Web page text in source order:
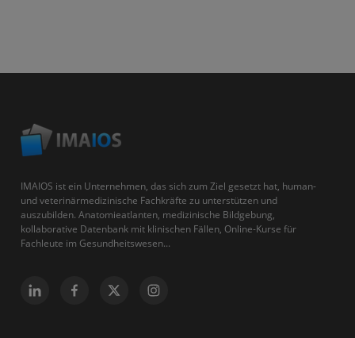
IMAIOS ist ein Unternehmen, das sich zum Ziel gesetzt hat, human-
und veterinärmedizinische Fachkräfte zu unterstützen und
auszubilden. Anatomieatlanten, medizinische Bildgebung,
kollaborative Datenbank mit klinischen Fällen, Online-Kurse für
Fachleute im Gesundheitswesen...